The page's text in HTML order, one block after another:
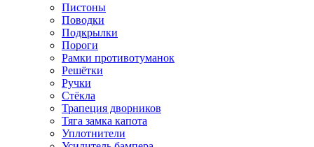
Пистоны
Поводки
Подкрылки
Пороги
Рамки противотуманок
Решётки
Ручки
Стёкла
Трапеция дворников
Тяга замка капота
Уплотнители